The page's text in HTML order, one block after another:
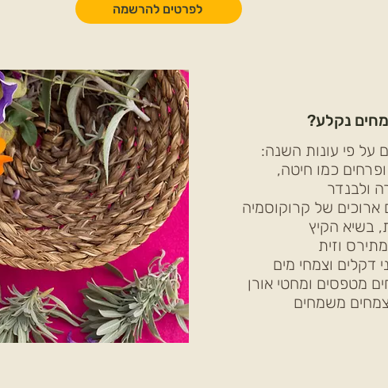
לפרטים להרשמה
נקלע?
על פי עונות השנה:
כמו חיטה,
ולבנדר
ארוכים של קרוקוסמיה
בשיא הקיץ
וזית
דקלים וצמחי מים
מטפסים ומחטי אורן
משמחים